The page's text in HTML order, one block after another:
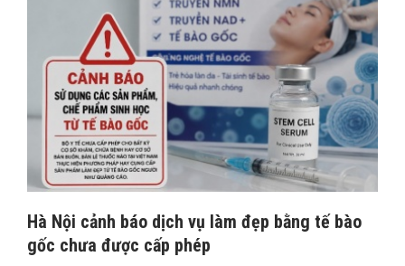
Hà Nội cảnh báo dịch vụ làm đẹp bằng tế bào
gốc chưa được cấp phép